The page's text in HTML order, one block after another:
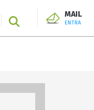
SEARCH
MAIL
ENTRA